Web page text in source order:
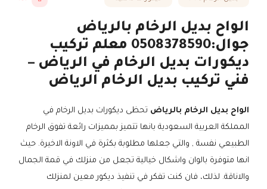
الواح بديل الرخام بالرياض
جوال:0508378590 معلم تركيب
ديكورات بديل الرخام في الرياض –
فني تركيب بديل الرخام الرياض
الواح بديل الرخام بالرياض تحظى ديكورات بديل الرخام في
المملكة العربية السعودية بانها تتميز بمميزات رائعة تفوق الرخام
الطبيعي نفسة , والتي جعلها مطلوبة بكثرة في الاونة الاخيرة. حيث
انها متوفرة بالوان واشكال خيالية تجعل من منزلك في قمة الجمال
والاناقة. لذلك، فان كنت تفكر في تنفيذ ديكور معين لمنزلك